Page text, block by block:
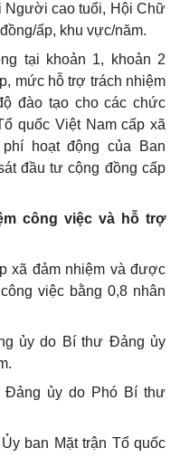
Người cao tuổi, Hội Chữ
ấp, khu vực/năm.
tại khoản 1, khoản 2
mức hỗ trợ trách nhiệm
đào tạo cho các chức
quốc Việt Nam cấp xã
hoạt động của Ban
đầu tư cộng đồng cấp
công việc và hỗ trợ
xã đảm nhiệm và được
việc bằng 0,8 nhân
ủy do Bí thư Đảng ủy
Đảng ủy do Phó Bí thư
ban Mặt trận Tổ quốc